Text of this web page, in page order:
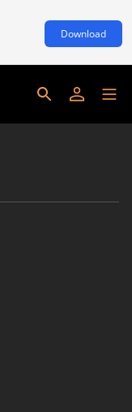
Download